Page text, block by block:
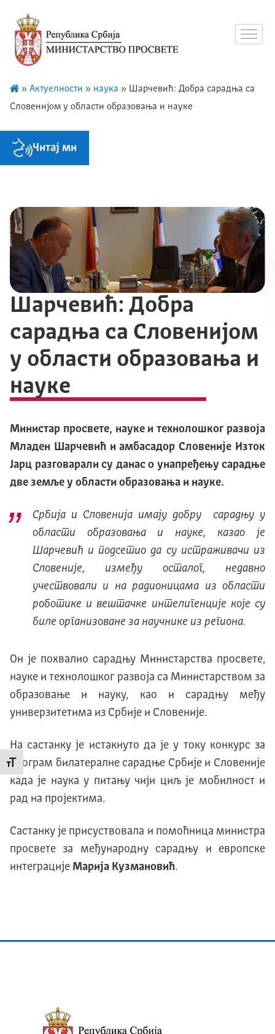
Промени величину слова
» Актуелности » наука » Шарчевић: Добра сарадња са
Словенијом у области образовања и науке
Читај ми
Шарчевић: Добра
сарадња са Словенијом
у области образовања и
науке
Министар просвете, науке и технолошког развоја
Младен Шарчевић и амбасадор Словеније Изток
Јарц разговарали су данас о унапређењу сарадње
две земље у области образовања и науке.
Србија и Словенија имају добру сарадњу у
области образовања и науке, казао је
Шарчевић и подсетио да су истраживачи из
Словеније, између осталог, недавно
учествовали и на радионицама из области
роботике и вештачке интелигенције које су
биле организоване за научнике из региона.
Он је похвалио сарадњу Министарства просвете,
науке и технолошког развоја са Министарством за
образовање и науку, као и сарадњу међу
универзитетима из Србије и Словеније.
На састанку је истакнуто да је у току конкурс за
програм билатералне сарадње Србије и Словеније
када је наука у питању чији циљ је мобилност и
рад на пројектима.
Састанку је присуствовала и помоћница министра
просвете за међународну сарадњу и европске
интеграције Марија Кузмановић.